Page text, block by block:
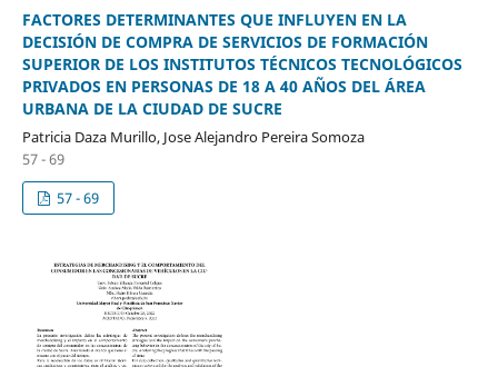
FACTORES DETERMINANTES QUE INFLUYEN EN LA
DECISIÓN DE COMPRA DE SERVICIOS DE FORMACIÓN
SUPERIOR DE LOS INSTITUTOS TÉCNICOS TECNOLÓGICOS
PRIVADOS EN PERSONAS DE 18 A 40 AÑOS DEL ÁREA
URBANA DE LA CIUDAD DE SUCRE
Patricia Daza Murillo, Jose Alejandro Pereira Somoza
57 - 69
57 - 69